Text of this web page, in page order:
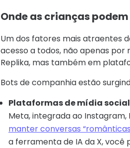
Onde as crianças
Um dos fatores mais atraentes
acesso a todos, não apenas por
Replika, mas também em
Bots de companhia estão
Plataformas de mídia
Meta, integrada ao
manter conversas
a ferramenta de IA da X,